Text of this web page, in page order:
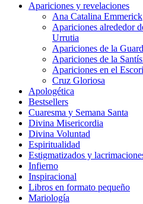
Apariciones y revelaciones
Ana Catalina Emmerick
Apariciones alrededor
Urrutia
Apariciones de la
Apariciones de la
Apariciones en el
Cruz Gloriosa
Apologética
Bestsellers
Cuaresma y Semana Santa
Divina Misericordia
Divina Voluntad
Espiritualidad
Estigmatizados y
Infierno
Inspiracional
Libros en formato pequeño
Mariología